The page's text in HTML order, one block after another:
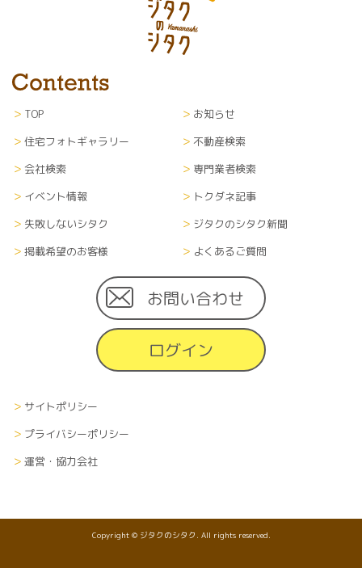
TOP
お知らせ
住宅フォトギャラリー
不動産検索
会社検索
専門業者検索
イベント情報
トクダネ記事
失敗しないシタク
ジタクのシタク新聞
掲載希望のお客様
よくあるご質問
お問い合わせ
ログイン
サイトポリシー
プライバシーポリシー
運営・協力会社
Copyright © ジタクのシタク. All rights reserved.